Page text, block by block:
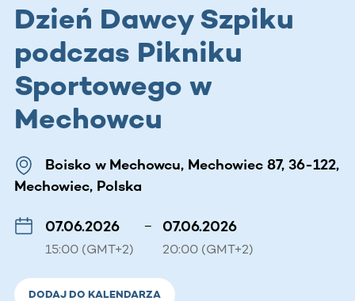
Dzień Dawcy Szpiku
podczas Pikniku
Sportowego w
Mechowcu
Boisko w Mechowcu, Mechowiec 87, 36-122,
Mechowiec, Polska
07.06.2026
15:00 (GMT+2)
– 07.06.2026
20:00 (GMT+2)
DODAJ DO KALENDARZA